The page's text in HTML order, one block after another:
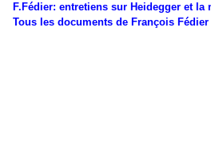
F.Fédier: entretiens sur Heidegger et la
Tous les documents de François Fédier